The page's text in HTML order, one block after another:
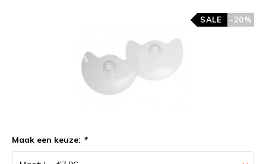
-20%
SALE
Maak een keuze: *